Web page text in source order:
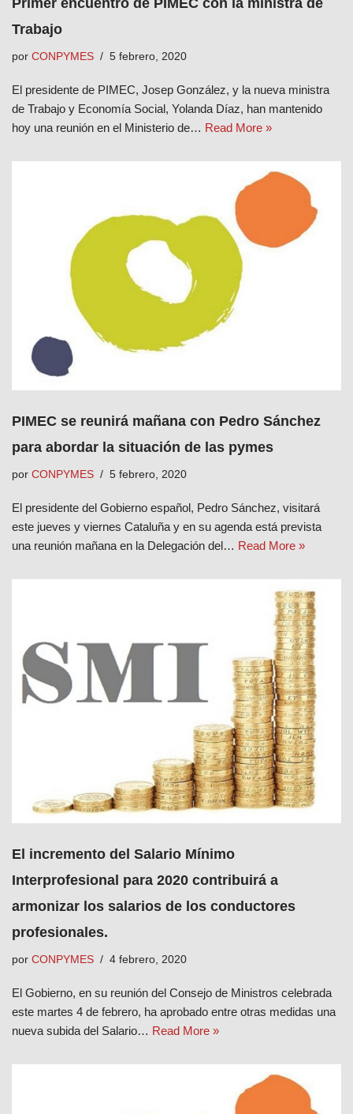
Trabajo
por CONPYMES 5 febrero, 2020
El presidente de PIMEC, Josep González, y la nueva ministra
de Trabajo y Economía Social, Yolanda Díaz, han mantenido
hoy una reunión en el Ministerio de… Read More »
PIMEC se reunirá mañana con Pedro Sánchez
para abordar la situación de las pymes
por CONPYMES 5 febrero, 2020
El presidente del Gobierno español, Pedro Sánchez, visitará
este jueves y viernes Cataluña y en su agenda está prevista
una reunión mañana en la Delegación del… Read More »
El incremento del Salario Mínimo
Interprofesional para 2020 contribuirá a
armonizar los salarios de los conductores
profesionales.
por CONPYMES 4 febrero, 2020
El Gobierno, en su reunión del Consejo de Ministros celebrada
este martes 4 de febrero, ha aprobado entre otras medidas una
nueva subida del Salario… Read More »